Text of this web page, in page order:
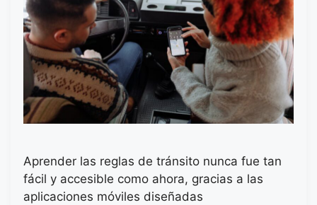
Aprender las reglas de tránsito nunca fue tan
fácil y accesible como ahora, gracias a las
aplicaciones móviles diseñadas